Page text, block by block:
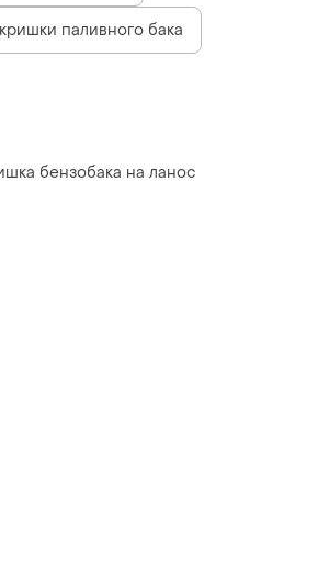
паливного бака
бензобака на ланос